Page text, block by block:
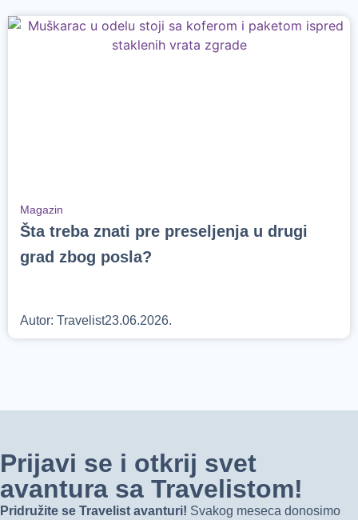
Magazin
Šta treba znati pre preseljenja u drugi
grad zbog posla?
Autor: Travelist23.06.2026.
Prijavi se i otkrij svet
avantura sa Travelistom!
Pridružite se Travelist avanturi! Svakog meseca donosimo